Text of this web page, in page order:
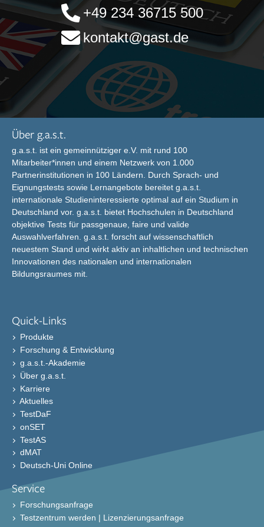
+49 234 36715 500
kontakt@gast.de
Über g.a.s.t.
g.a.s.t. ist ein gemeinnütziger e.V. mit rund 100
Mitarbeiter*innen und einem Netzwerk von 1.000
Partnerinstitutionen in 100 Ländern. Durch Sprach- und
Eignungstests sowie Lernangebote bereitet g.a.s.t.
internationale Studieninteressierte optimal auf ein Studium in
Deutschland vor. g.a.s.t. bietet Hochschulen in Deutschland
objektive Tests für passgenaue, faire und valide
Auswahlverfahren. g.a.s.t. forscht auf wissenschaftlich
neuestem Stand und wirkt aktiv an inhaltlichen und technischen
Innovationen des nationalen und internationalen
Bildungsraumes mit.
Quick-Links
Produkte
Forschung & Entwicklung
g.a.s.t.-Akademie
Über g.a.s.t.
Karriere
Aktuelles
TestDaF
onSET
TestAS
dMAT
Deutsch-Uni Online
Service
Forschungsanfrage
Testzentrum werden | Lizenzierungsanfrage